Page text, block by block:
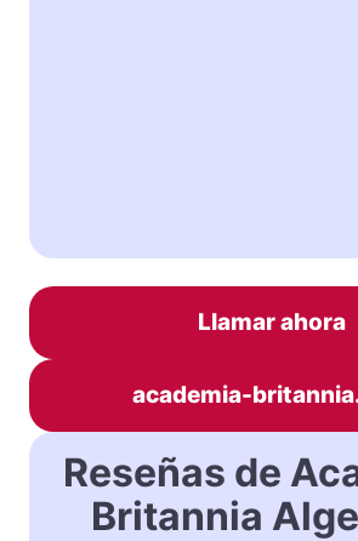
Llamar ahora
academia-
Reseñas de
Britannia